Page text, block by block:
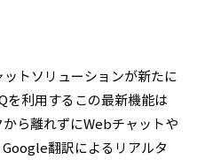
トソリューションが新たに
利用するこの最新機能は
ら離れずにWebチャットや
翻訳によるリアルタ